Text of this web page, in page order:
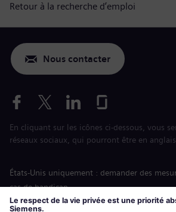
Retour à la recherche d’emploi
Nous contacter
En cliquant sur les icônes ci-dessous, vous
réseaux sociaux, qui pourront être en anglais.
États-Unis uniquement : demander des
cas de handicap
Labor Condition Application (Formulaire sur